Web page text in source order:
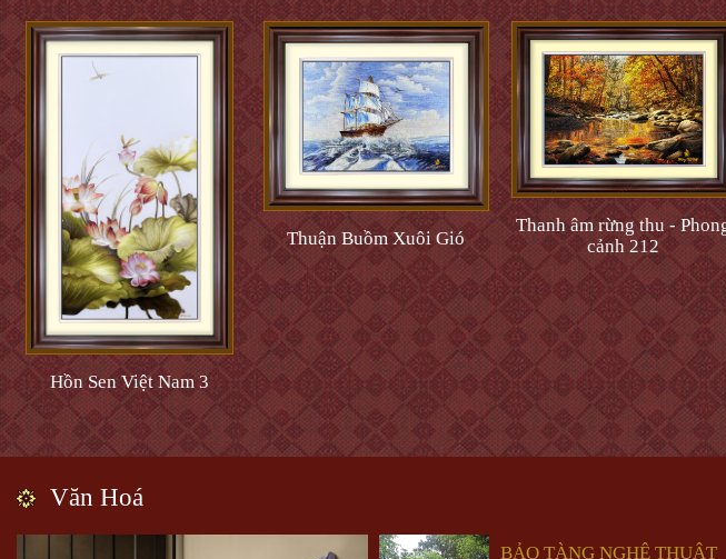
Hồn Sen Việt Nam 3
Thuận Buồm Xuôi Gió
Thanh âm rừng thu -
cảnh 212
Văn Hoá
BẢO TÀNG NGHỆ THUẬT